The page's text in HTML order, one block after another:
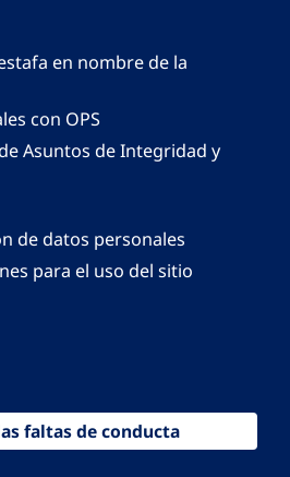
en nombre de la
con OPS
Asuntos de Integridad y
de datos personales
para el uso del sitio
faltas de conducta